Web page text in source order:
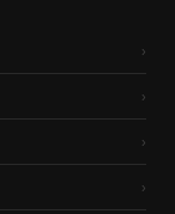
›
›
›
›